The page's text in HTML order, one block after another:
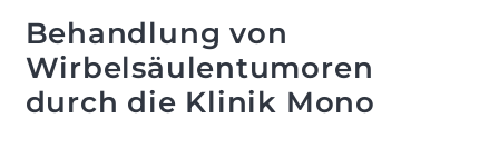
Behandlung von
Wirbelsäulentumoren
durch die Klinik Mono